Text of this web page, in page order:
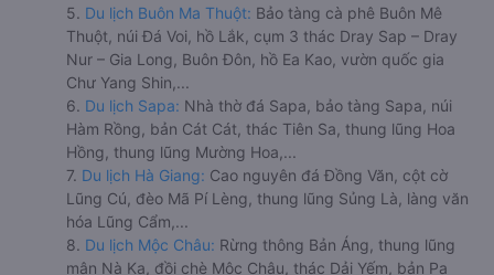
5. Du lịch Buôn Ma Thuột: Bảo tàng cà phê Buôn Mê
Thuột, núi Đá Voi, hồ Lắk, cụm 3 thác Dray Sap – Dray
Nur – Gia Long, Buôn Đôn, hồ Ea Kao, vườn quốc gia
Chư Yang Shin,...
6. Du lịch Sapa: Nhà thờ đá Sapa, bảo tàng Sapa, núi
Hàm Rồng, bản Cát Cát, thác Tiên Sa, thung lũng Hoa
Hồng, thung lũng Mường Hoa,...
7. Du lịch Hà Giang: Cao nguyên đá Đồng Văn, cột cờ
Lũng Cú, đèo Mã Pí Lèng, thung lũng Sủng Là, làng văn
hóa Lũng Cẩm,...
8. Du lịch Mộc Châu: Rừng thông Bản Áng, thung lũng
mận Nà Ka, đồi chè Mộc Châu, thác Dải Yếm, bản Pa